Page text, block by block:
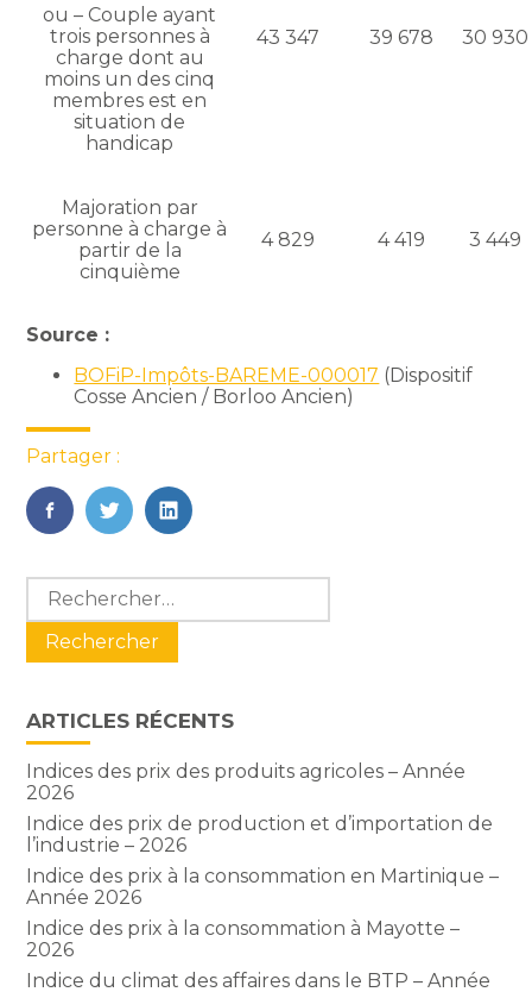
ou – Couple ayant
trois personnes à
charge dont au
moins un des cinq
membres est en
situation de
handicap
43 347 39 678 30 930
Majoration par
personne à charge à
partir de la
cinquième
4 829 4 419 3 449
Source :
BOFiP-Impôts-BAREME-000017 (Dispositif
Cosse Ancien / Borloo Ancien)
Partager :
FaceBook
TwitterLinkedIn
Blog
sidebar
Rechercher :
ARTICLES RÉCENTS
Indices des prix des produits agricoles – Année
2026
Indice des prix de production et d’importation de
l’industrie – 2026
Indice des prix à la consommation en Martinique –
Année 2026
Indice des prix à la consommation à Mayotte –
2026
Indice du climat des affaires dans le BTP – Année